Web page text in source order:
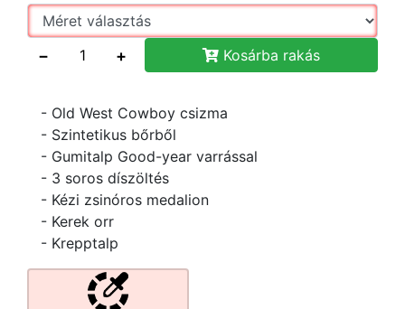
− + Kosárba rakás
- Old West Cowboy csizma
- Szintetikus bőrből
- Gumitalp Good-year varrással
- 3 soros díszöltés
- Kézi zsinóros medalion
- Kerek orr
- Krepptalp